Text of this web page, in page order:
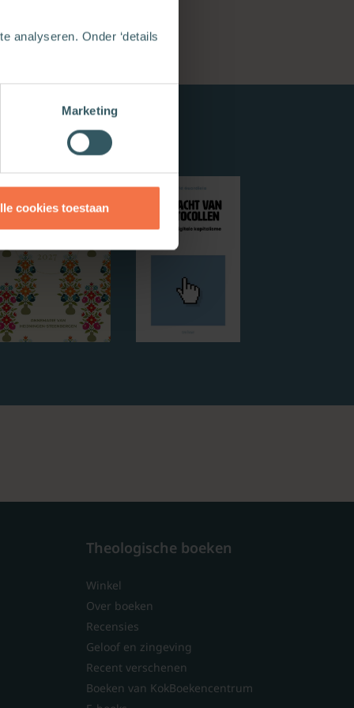
analyseren. Onder ‘details
Marketing
cookies toestaan
Theologische boeken
Winkel
Over boeken
Recensies
Geloof en zingeving
Recent verschenen
Boeken van KokBoekencentrum